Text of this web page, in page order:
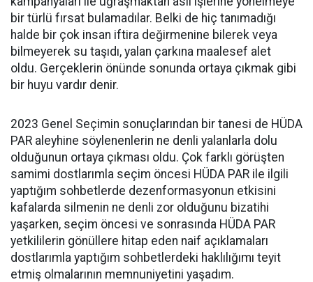
bir türlü fırsat bulamadılar. Belki de hiç tanımadığı
halde bir çok insan iftira değirmenine bilerek veya
bilmeyerek su taşıdı, yalan çarkına maalesef alet
oldu. Gerçeklerin önünde sonunda ortaya çıkmak gibi
bir huyu vardır denir.
2023 Genel Seçimin sonuçlarından bir tanesi de HÜDA
PAR aleyhine söylenenlerin ne denli yalanlarla dolu
olduğunun ortaya çıkması oldu. Çok farklı görüşten
samimi dostlarımla seçim öncesi HÜDA PAR ile ilgili
yaptığım sohbetlerde dezenformasyonun etkisini
kafalarda silmenin ne denli zor olduğunu bizatihi
yaşarken, seçim öncesi ve sonrasında HÜDA PAR
yetkililerin gönüllere hitap eden naif açıklamaları
dostlarımla yaptığım sohbetlerdeki haklılığımı teyit
etmiş olmalarının memnuniyetini yaşadım.